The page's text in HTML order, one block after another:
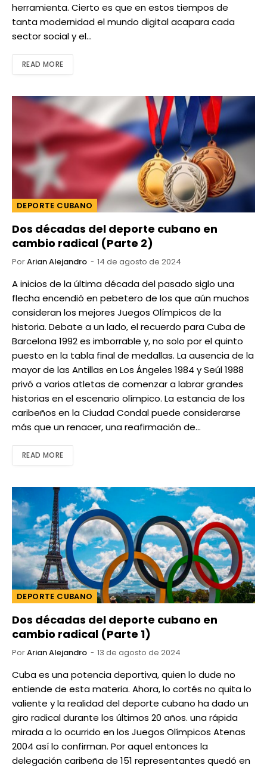
herramienta. Cierto es que en estos tiempos de
tanta modernidad el mundo digital acapara cada
sector social y el…
READ MORE
DEPORTE CUBANO
Dos décadas del deporte cubano en
cambio radical (Parte 2)
PorArian Alejandro 14 de agosto de 2024
A inicios de la última década del pasado siglo una
flecha encendió en pebetero de los que aún muchos
consideran los mejores Juegos Olímpicos de la
historia. Debate a un lado, el recuerdo para Cuba de
Barcelona 1992 es imborrable y, no solo por el quinto
puesto en la tabla final de medallas. La ausencia de la
mayor de las Antillas en Los Ángeles 1984 y Seúl 1988
privó a varios atletas de comenzar a labrar grandes
historias en el escenario olímpico. La estancia de los
caribeños en la Ciudad Condal puede considerarse
más que un renacer, una reafirmación de…
READ MORE
DEPORTE CUBANO
Dos décadas del deporte cubano en
cambio radical (Parte 1)
PorArian Alejandro 13 de agosto de 2024
Cuba es una potencia deportiva, quien lo dude no
entiende de esta materia. Ahora, lo cortés no quita lo
valiente y la realidad del deporte cubano ha dado un
giro radical durante los últimos 20 años. una rápida
mirada a lo ocurrido en los Juegos Olímpicos Atenas
2004 así lo confirman. Por aquel entonces la
delegación caribeña de 151 representantes quedó en